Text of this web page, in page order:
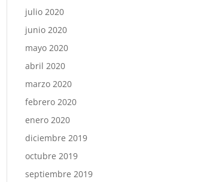
julio 2020
junio 2020
mayo 2020
abril 2020
marzo 2020
febrero 2020
enero 2020
diciembre 2019
octubre 2019
septiembre 2019